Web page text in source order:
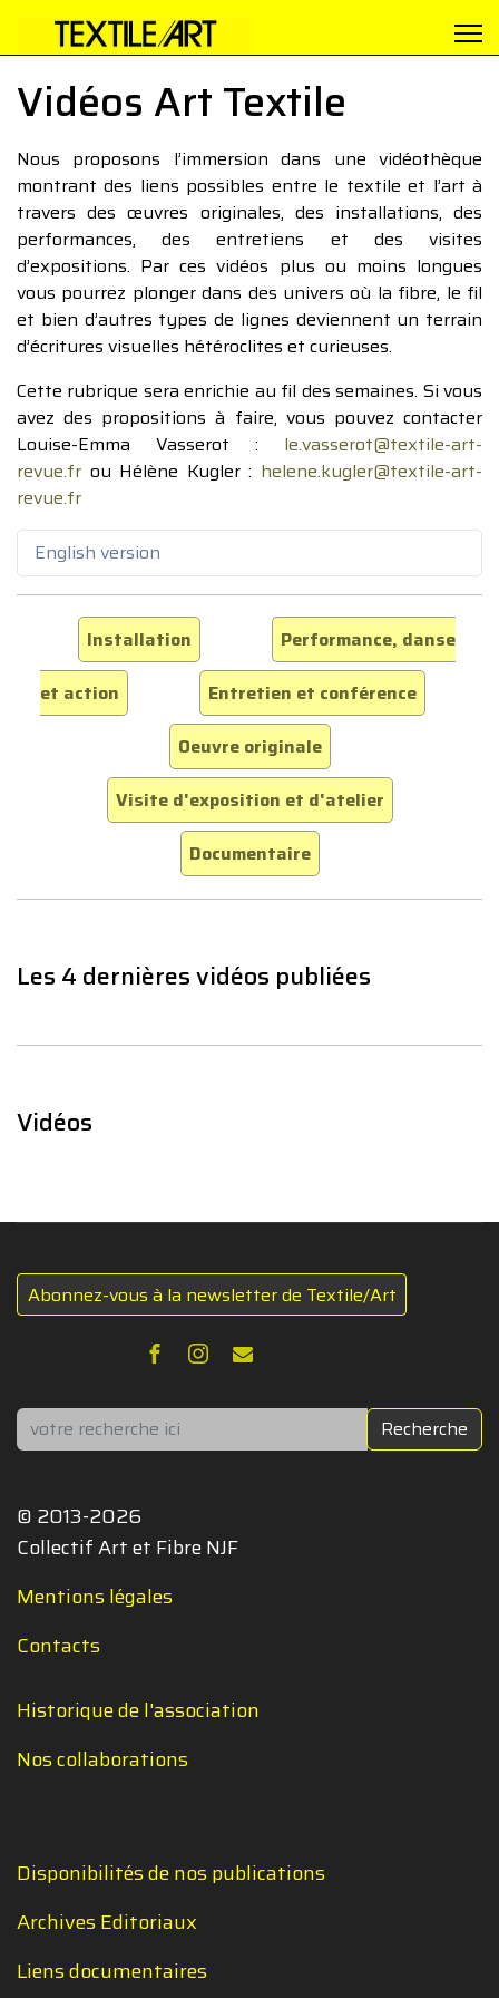
Vidéos Art Textile
Nous proposons l’immersion dans une vidéothèque
montrant des liens possibles entre le textile et l’art à
travers des œuvres originales, des installations, des
performances, des entretiens et des visites
d’expositions. Par ces vidéos plus ou moins longues
vous pourrez plonger dans des univers où la fibre, le fil
et bien d’autres types de lignes deviennent un terrain
d’écritures visuelles hétéroclites et curieuses.
Cette rubrique sera enrichie au fil des semaines. Si vous
avez des propositions à faire, vous pouvez contacter
Louise-Emma Vasserot : le.vasserot@textile-art-
revue.fr ou Hélène Kugler : helene.kugler@textile-art-
revue.fr
English version
Installation
Performance, danse
et action
Entretien et conférence
Oeuvre originale
Visite d'exposition et d'atelier
Documentaire
Les 4 dernières vidéos publiées
Vidéos
Abonnez-vous à la newsletter de Textile/Art
Rechercher Recherche
© 2013-2026
Collectif Art et Fibre NJF
Mentions légales
Contacts
Historique de l'association
Nos collaborations
Disponibilités de nos publications
Archives Editoriaux
Liens documentaires